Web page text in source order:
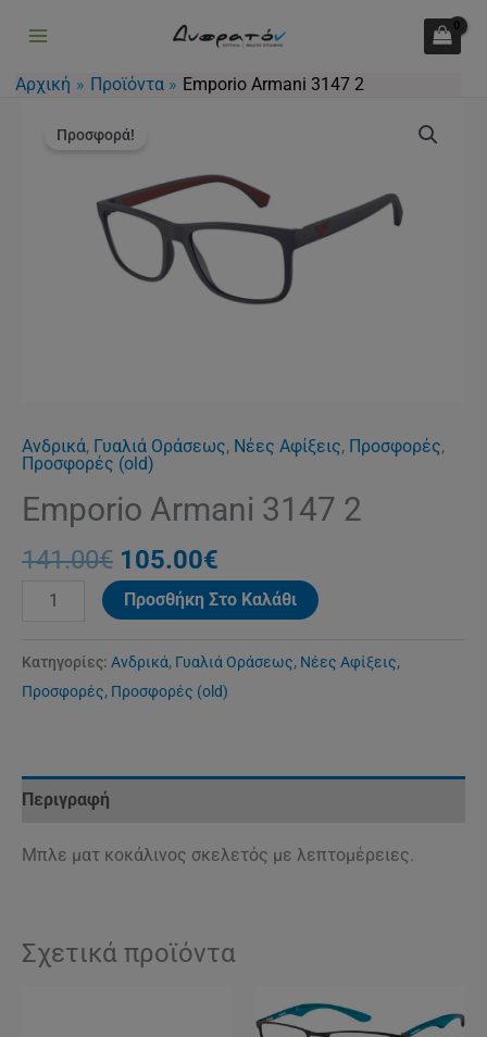
περιεχόμενο
Αρχική Προϊόντα Emporio Armani 3147 2
Προσφορά!
Ανδρικά, Γυαλιά Οράσεως, Νέες Αφίξεις, Προσφορές,
Προσφορές (old)
Emporio Armani 3147 2
141.00€
price
141.00€.
105.00€
τιμή
είναι:
105.00€.
Armani
Προσθήκη Στο Καλάθι
Κατηγορίες: Ανδρικά, Γυαλιά Οράσεως, Νέες Αφίξεις,
Προσφορές, Προσφορές (old)
Περιγραφή
Μπλε ματ κοκάλινος σκελετός με λεπτομέρειες.
Σχετικά προϊόντα
2